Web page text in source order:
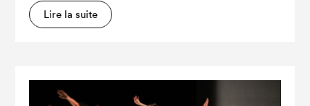
Lire la suite